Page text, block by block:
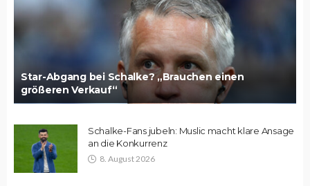
Star-Abgang bei Schalke? „Brauchen einen
größeren Verkauf“
Schalke-Fans jubeln: Muslic macht klare Ansage
an die Konkurrenz
8. August 2026